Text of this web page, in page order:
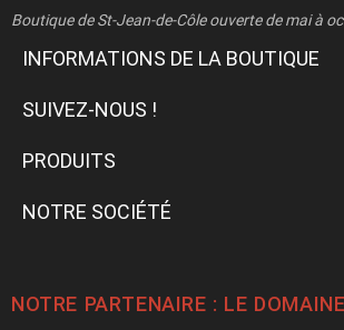
Boutique de St-Jean-de-Côle ouverte de mai à
INFORMATIONS DE LA BOUTIQUE
SUIVEZ-NOUS !
PRODUITS
NOTRE SOCIÉTÉ
NOTRE PARTENAIRE : LE